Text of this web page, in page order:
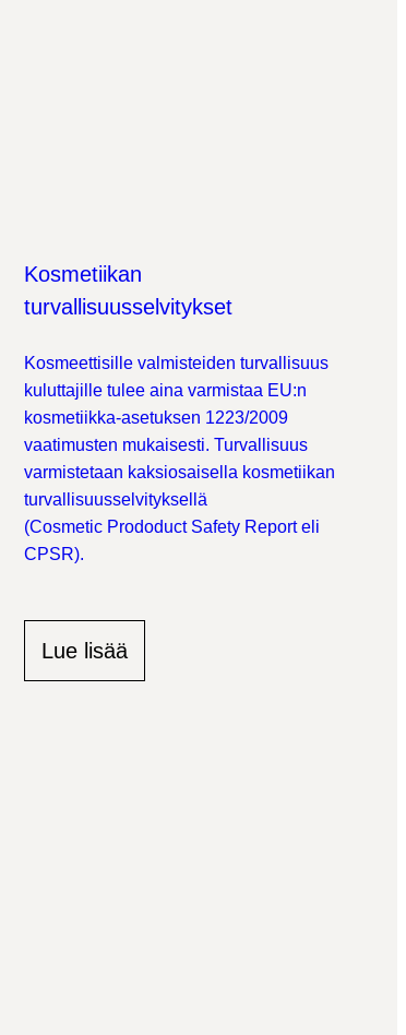
Kosmetiikan
turvallisuusselvitykset​
Kosmeettisille valmisteiden turvallisuus
kuluttajille tulee aina varmistaa EU:n
kosmetiikka-asetuksen 1223/2009
vaatimusten mukaisesti. Turvallisuus
varmistetaan kaksiosaisella kosmetiikan
turvallisuusselvityksellä
(Cosmetic ProdoductSafety Report eli
CPSR).
Lue lisää